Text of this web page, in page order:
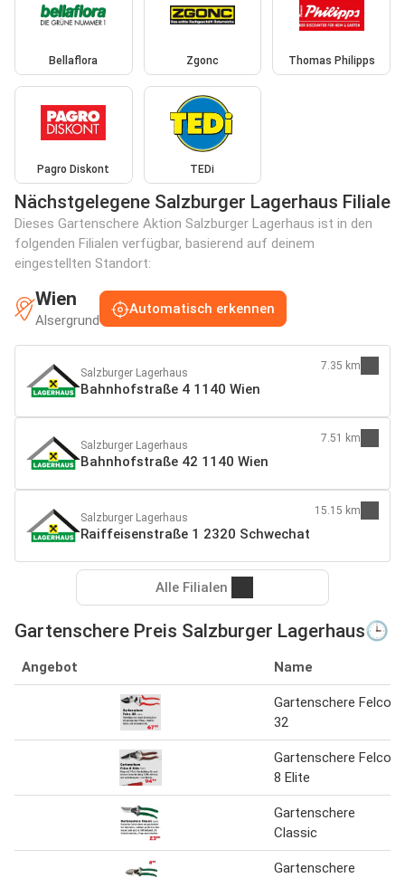
Bellaflora Zgonc Thomas Philipps
Pagro Diskont TEDi
Nächstgelegene Salzburger Lagerhaus Filiale
Dieses Gartenschere Aktion Salzburger Lagerhaus ist in den
folgenden Filialen verfügbar, basierend auf deinem
eingestellten Standort:
Wien
Alsergrund
Automatisch erkennen
Salzburger Lagerhaus
Bahnhofstraße 4 1140 Wien
7.35 km
Salzburger Lagerhaus
Bahnhofstraße 42 1140 Wien
7.51 km
Salzburger Lagerhaus
Raiffeisenstraße 1 2320 Schwechat
15.15 km
Alle Filialen
Gartenschere Preis Salzburger Lagerhaus🕒
Angebot Name
Gartenschere Felco
32
Gartenschere Felco
8 Elite
Gartenschere
Classic
Gartenschere